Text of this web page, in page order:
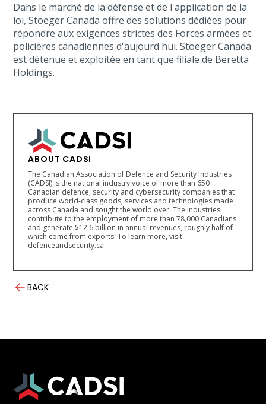
Dans le marché de la défense et de l'application de la
loi, Stoeger Canada offre des solutions dédiées pour
répondre aux exigences strictes des Forces armées et
policières canadiennes d'aujourd'hui. Stoeger Canada
est détenue et exploitée en tant que filiale de Beretta
Holdings.
ABOUT CADSI
The Canadian Association of Defence and Security Industries
(CADSI) is the national industry voice of more than 650
Canadian defence, security and cybersecurity companies that
produce world-class goods, services and technologies made
across Canada and sought the world over. The industries
contribute to the employment of more than 78,000 Canadians
and generate $12.6 billion in annual revenues, roughly half of
which come from exports. To learn more, visit
defenceandsecurity.ca.
BACK